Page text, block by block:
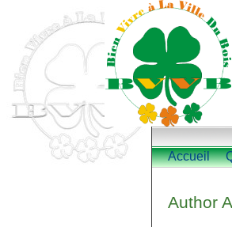
Accueil
Author